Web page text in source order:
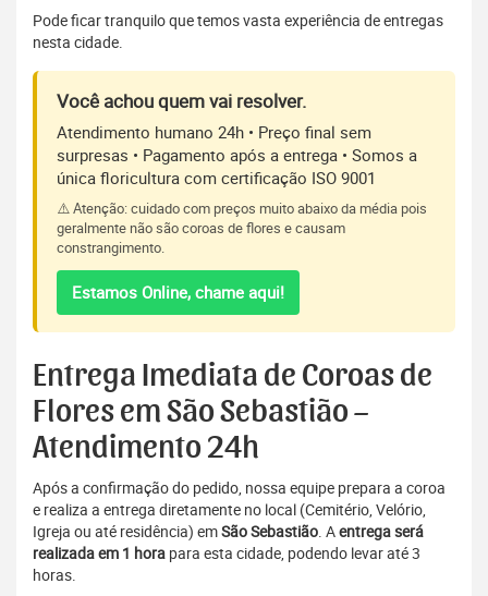
Pode ficar tranquilo que temos vasta experiência de entregas
nesta cidade.
Você achou quem vai resolver.
Atendimento humano 24h • Preço final sem
surpresas • Pagamento após a entrega • Somos a
única floricultura com certificação ISO 9001
⚠️ Atenção: cuidado com preços muito abaixo da média pois
geralmente não são coroas de flores e causam
constrangimento.
Estamos Online, chame aqui!
Entrega Imediata de Coroas de
Flores em São Sebastião –
Atendimento 24h
Após a confirmação do pedido, nossa equipe prepara a coroa
e realiza a entrega diretamente no local (Cemitério, Velório,
Igreja ou até residência) emSão Sebastião. Aentrega será
realizada em 1 hora para esta cidade, podendo levar até 3
horas.